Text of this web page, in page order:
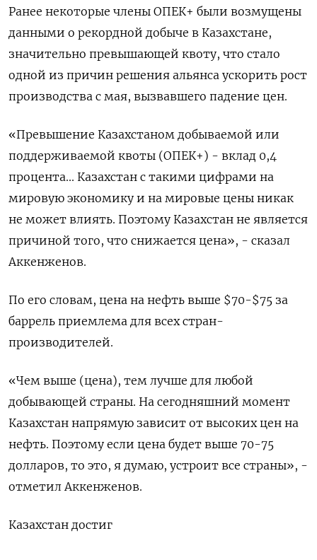
Ранее некоторые члены ОПЕК+ были возмущены
данными о рекордной добыче в Казахстане,
значительно превышающей квоту, что стало
одной из причин решения альянса ускорить рост
производства с мая, вызвавшего падение цен.
«Превышение Казахстаном добываемой или
поддерживаемой квоты (ОПЕК+) - вклад 0,4
процента... Казахстан с такими цифрами на
мировую экономику и на мировые цены никак
не может влиять. Поэтому Казахстан не является
причиной того, что снижается цена», - сказал
Аккенженов.
По его словам, цена на нефть выше $70-$75 за
баррель приемлема для всех стран-
производителей.
«Чем выше (цена), тем лучше для любой
добывающей страны. На сегодняшний момент
Казахстан напрямую зависит от высоких цен на
нефть. Поэтому если цена будет выше 70-75
долларов, то это, я думаю, устроит все страны», -
отметил Аккенженов.
Казахстан достиг